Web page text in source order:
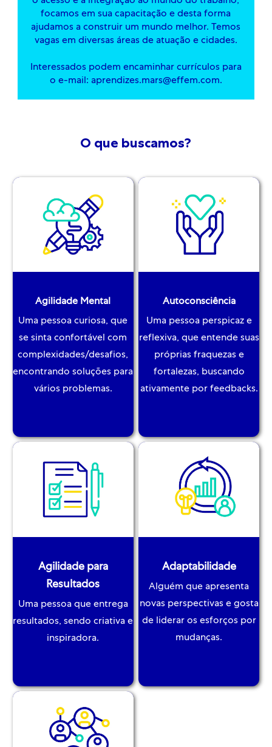
focamos em sua capacitação e desta forma
ajudamos a construir um mundo melhor. Temos
vagas em diversas áreas de atuação e cidades.
​​​​​​​Interessados podem encaminhar currículos para
o e-mail: aprendizes.mars@effem.com.
O que buscamos?
Agilidade Mental
Uma pessoa curiosa, que
se sinta confortável com
complexidades/desafios,
encontrando soluções para
vários problemas.
Autoconsciência
Uma pessoa perspicaz e
reflexiva, que entende suas
próprias fraquezas e
fortalezas, buscando
ativamente por feedbacks.
Agilidade para
​​​​​​​Resultados
Uma pessoa que entrega
resultados, sendo criativa e
inspiradora.
Adaptabilidade
Alguém que apresenta
novas perspectivas e gosta
de liderar os esforços por
mudanças.